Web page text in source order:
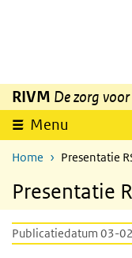
Overslaan en naar de
RIVM De zorg
Menu
Home Presentatie
Presentatie
Publicatiedatum 03-